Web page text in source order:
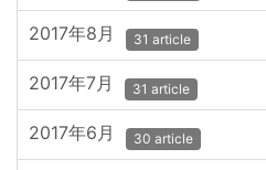
2017年8月 31 article
2017年7月 31 article
2017年6月 30 article